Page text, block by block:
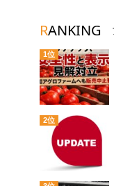
RANKING
1位
2位